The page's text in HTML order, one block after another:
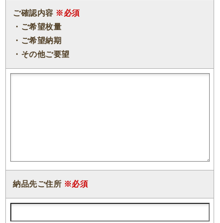
ご確認内容 ※必須
・ご希望枚量
・ご希望納期
・その他ご要望
納品先ご住所 ※必須